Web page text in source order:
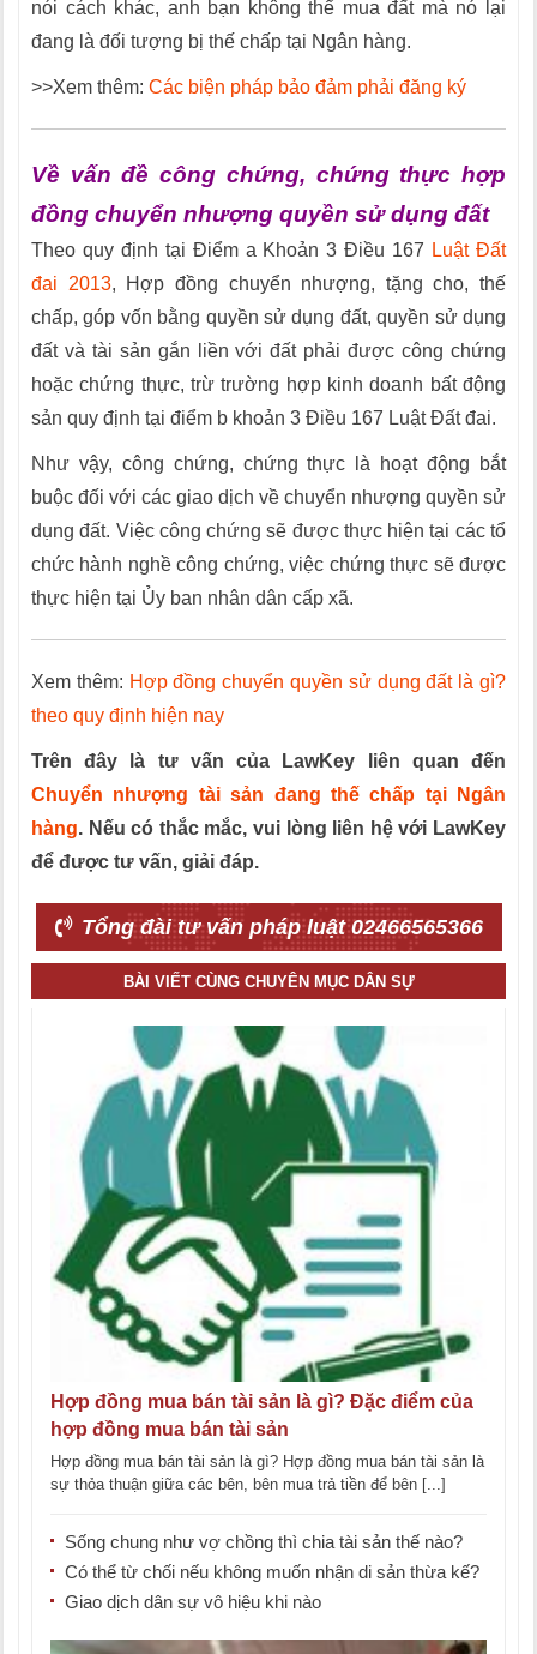
nói cách khác, anh bạn không thể mua đất mà nó lại
đang là đối tượng bị thế chấp tại Ngân hàng.
>>Xem thêm: Các biện pháp bảo đảm phải đăng ký
Về vấn đề công chứng, chứng thực hợp
đồng chuyển nhượng quyền sử dụng đất
Theo quy định tại Điểm a Khoản 3 Điều 167 Luật Đất
đai 2013, Hợp đồng chuyển nhượng, tặng cho, thế
chấp, góp vốn bằng quyền sử dụng đất, quyền sử dụng
đất và tài sản gắn liền với đất phải được công chứng
hoặc chứng thực, trừ trường hợp kinh doanh bất động
sản quy định tại điểm b khoản 3 Điều 167 Luật Đất đai.
Như vậy, công chứng, chứng thực là hoạt động bắt
buộc đối với các giao dịch về chuyển nhượng quyền sử
dụng đất. Việc công chứng sẽ được thực hiện tại các tổ
chức hành nghề công chứng, việc chứng thực sẽ được
thực hiện tại Ủy ban nhân dân cấp xã.
Xem thêm: Hợp đồng chuyển quyền sử dụng đất là gì?
theo quy định hiện nay
Trên đây là tư vấn của LawKey liên quan đến
Chuyển nhượng tài sản đang thế chấp tại Ngân
hàng. Nếu có thắc mắc, vui lòng liên hệ với LawKey
để được tư vấn, giải đáp.
Tổng đài tư vấn pháp luật 02466565366
BÀI VIẾT CÙNG CHUYÊN MỤC DÂN SỰ
Hợp đồng mua bán tài sản là gì? Đặc điểm của
hợp đồng mua bán tài sản
Hợp đồng mua bán tài sản là gì? Hợp đồng mua bán tài sản là
sự thỏa thuận giữa các bên, bên mua trả tiền để bên [...]
Sống chung như vợ chồng thì chia tài sản thế nào?
Có thể từ chối nếu không muốn nhận di sản thừa kế?
Giao dịch dân sự vô hiệu khi nào